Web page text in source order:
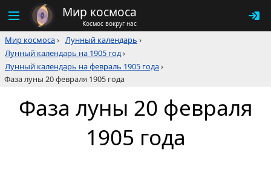
Мир космоса
Космос вокруг нас
Мир космоса› Лунный календарь ›
Лунный календарь на 1905 год›
Лунный календарь на февраль 1905 года›
Фаза луны 20 февраля 1905 года
Фаза луны 20 февраля
1905 года